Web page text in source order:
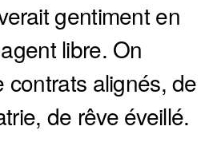
gentiment en
libre. On
contrats alignés, de
de rêve éveillé.